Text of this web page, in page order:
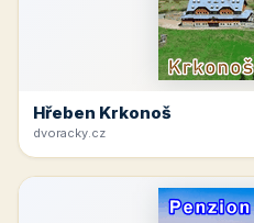
Hřeben Krkonoš
dvoracky.cz